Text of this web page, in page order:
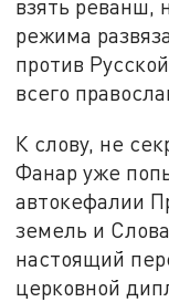
взять реванш,
режима
против
всего
К слову, не
Фанар уже
автокефалии
земель и
настоящий
церковной